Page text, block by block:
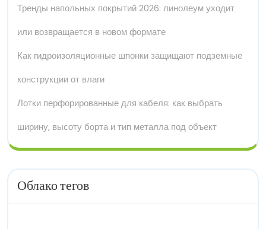
Тренды напольных покрытий 2026: линолеум уходит
или возвращается в новом формате
Как гидроизоляционные шпонки защищают подземные
конструкции от влаги
Лотки перфорированные для кабеля: как выбрать
ширину, высоту борта и тип металла под объект
Облако тегов